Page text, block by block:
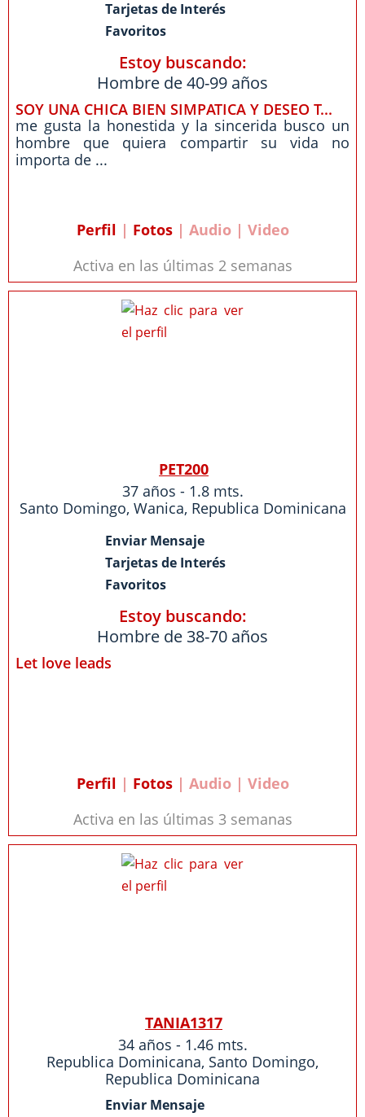
Tarjetas de Interés
Favoritos
Estoy buscando:
Hombre de 40-99 años
SOY UNA CHICA BIEN SIMPATICA Y DESEO T...
me gusta la honestida y la sincerida busco un
hombre que quiera compartir su vida no
importa de ...
Perfil | Fotos| Audio | Video
Activa en las últimas 2 semanas
PET200
37 años - 1.8 mts.
Santo Domingo, Wanica, Republica Dominicana
Enviar Mensaje
Tarjetas de Interés
Favoritos
Estoy buscando:
Hombre de 38-70 años
Let love leads
Perfil | Fotos| Audio | Video
Activa en las últimas 3 semanas
TANIA1317
34 años - 1.46 mts.
Republica Dominicana, Santo Domingo,
Republica Dominicana
Enviar Mensaje